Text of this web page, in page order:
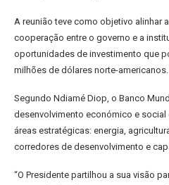
A reunião teve como objetivo alinhar
cooperação entre o governo e a
oportunidades de investimento que
milhões de dólares norte-americanos.
Segundo Ndiamé Diop, o Banco
desenvolvimento económico e
áreas estratégicas: energia,
corredores de desenvolvimento e
“O Presidente partilhou a sua visão